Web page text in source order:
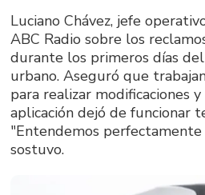
Luciano Chávez, jefe
ABC Radio sobre los
durante los primeros días
urbano. Aseguró que
para realizar modificaciones
aplicación dejó de funcionar
"Entendemos perfectamente
sostuvo.